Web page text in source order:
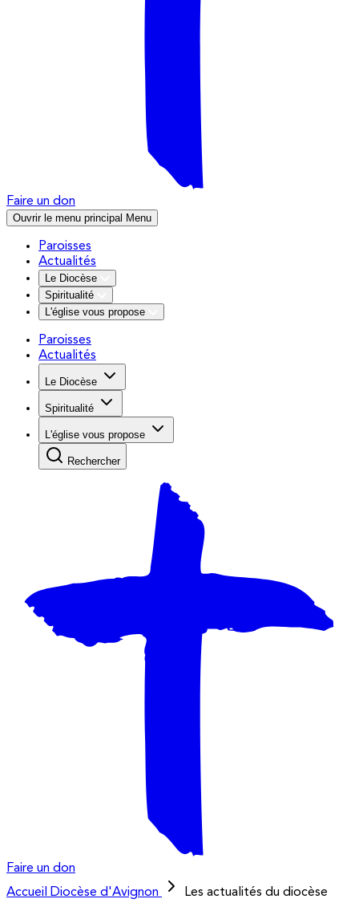
Faire un don
Ouvrir le menu principal Menu
Paroisses
Actualités
Le Diocèse
Spiritualité
L'église vous propose
Paroisses
Actualités
Le Diocèse
Spiritualité
L'église vous propose
Rechercher
Faire un don
Accueil
Diocèse d'Avignon Les actualités du diocèse